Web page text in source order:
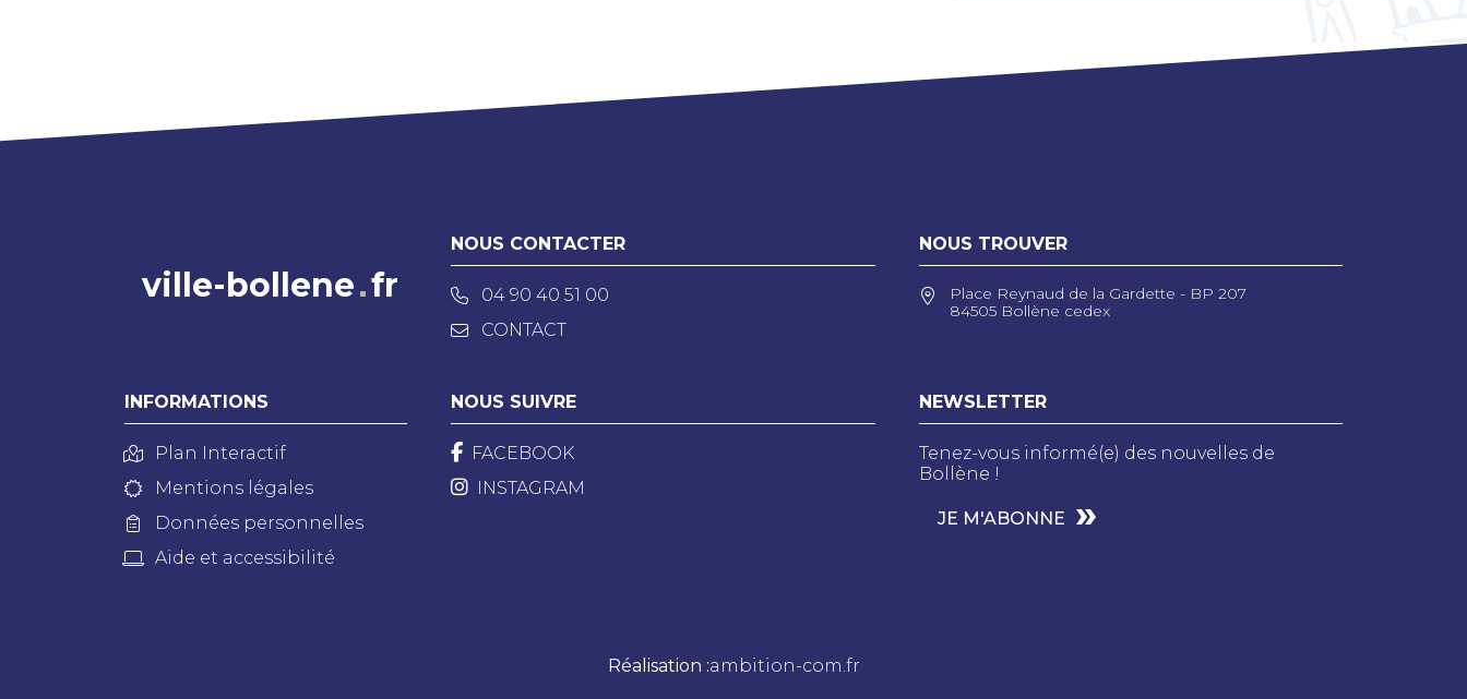
ville-bollene fr
NOUS CONTACTER
04 90 40 51 00
CONTACT
NOUS TROUVER
Place Reynaud de la Gardette - BP 207
84505 Bollène cedex
INFORMATIONS
Plan Interactif
Mentions légales
Données personnelles
Aide et accessibilité
NOUS SUIVRE
FACEBOOK
INSTAGRAM
NEWSLETTER
Tenez-vous informé(e) des nouvelles de
Bollène !
JE M'ABONNE
Réalisation :ambition-com.fr